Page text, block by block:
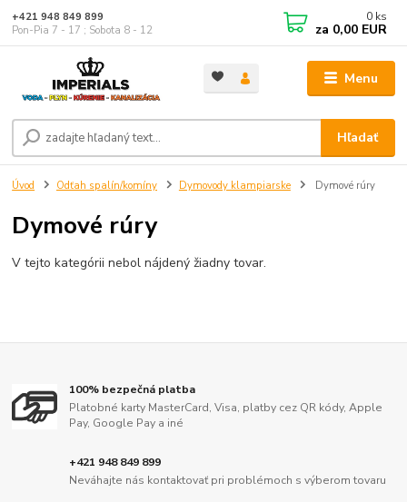
Menu
Hľadať
+421 948 849 899
Pon-Pia 7 - 17 ; Sobota 8 - 12
0 ks
za 0,00 EUR
Úvod Odťah spalín/komíny Dymovody klampiarske Dymové rúry
Dymové rúry
V tejto kategórii nebol nájdený žiadny tovar.
100% bezpečná platba
Platobné karty MasterCard, Visa, platby cez QR kódy, Apple
Pay, Google Pay a iné
+421 948 849 899
Neváhajte nás kontaktovať pri problémoch s výberom tovaru